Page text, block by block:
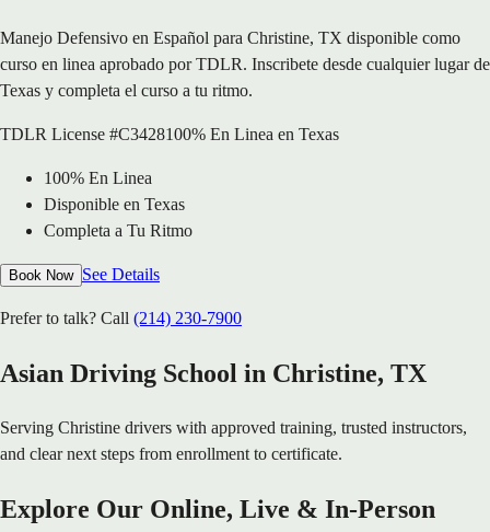
Manejo Defensivo en Español para Christine, TX disponible como
curso en linea aprobado por TDLR. Inscribete desde cualquier lugar de
Texas y completa el curso a tu ritmo.
TDLR License #C3428100% En Linea en Texas
100% En Linea
Disponible en Texas
Completa a Tu Ritmo
Book Now See Details
Prefer to talk? Call (214) 230-7900
Asian Driving School in Christine, TX
Serving Christine drivers with approved training, trusted instructors,
and clear next steps from enrollment to certificate.
Explore Our Online, Live & In-Person